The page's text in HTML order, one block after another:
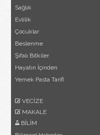
Sağlık
Evlilik
Çocuklar
Beslenme
Şifalı Bitkiler
Hayatın İçinden
Yemek Pasta Tarifi
VECİZE
MAKALE
BİLİM